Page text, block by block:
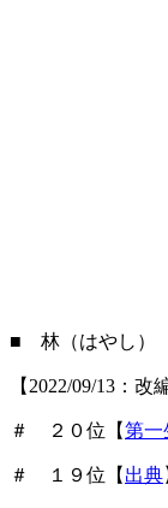
■ 林（はやし）
【2022/09/13：改
＃ ２０位【第一
＃ １９位【 出典